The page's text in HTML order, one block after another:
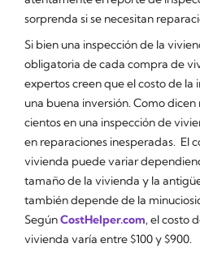
sorprenda si se necesitan
Si bien una inspección de la
obligatoria de cada compra de
expertos creen que el costo de la
una buena inversión. Como
cientos en una inspección de
en reparaciones inesperadas. El
vivienda puede variar
tamaño de la vivienda y la
también depende de la
SegúnCostHelper.com, el costo
vivienda varía entre $100 y $900.